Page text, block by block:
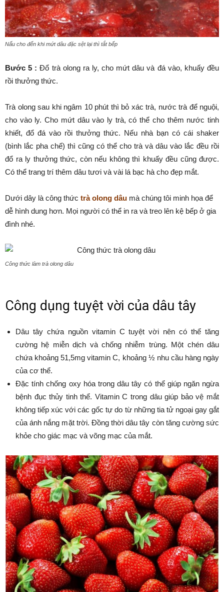
Nấu cho đến khi mứt dâu đặc sệt lại thì tắt bếp
Bước 5 : Đổ trà olong ra ly, cho mứt dâu và đá vào, khuấy đều
rồi thưởng thức.
Trà olong sau khi ngâm 10 phút thì bỏ xác trà, nước trà để nguội,
cho vào ly. Cho mứt dâu vào ly trà, có thể cho thêm nước tinh
khiết, đổ đá vào rồi thưởng thức. Nếu nhà bạn có cái shaker
(bình lắc pha chế) thì cũng có thể cho trà và dâu vào lắc đều rồi
đổ ra ly thưởng thức, còn nếu không thì khuấy đều cũng được.
Có thể trang trí thêm dâu tươi và vài lá bạc hà cho đẹp mắt.
Dưới dây là công thức trà olong dâu mà chúng tôi minh họa để
dễ hình dung hơn. Mọi người có thể in ra và treo lên kệ bếp ở gia
đình nhé.
Công thức làm trà olong dâu
Công dụng tuyệt vời của dâu tây
Dâu tây chứa nguồn vitamin C tuyệt vời nên có thể tăng
cường hệ miễn dịch và chống nhiễm trùng. Một chén dâu
chứa khoảng 51,5mg vitamin C, khoảng ½ nhu cầu hàng ngày
của cơ thể.
Đặc tính chống oxy hóa trong dâu tây có thể giúp ngăn ngừa
bệnh đục thủy tinh thể. Vitamin C trong dâu giúp bảo vệ mắt
không tiếp xúc với các gốc tự do từ những tia tử ngoại gay gắt
của ánh nắng mặt trời. Đồng thời dâu tây còn tăng cường sức
khỏe cho giác mạc và võng mạc của mắt.